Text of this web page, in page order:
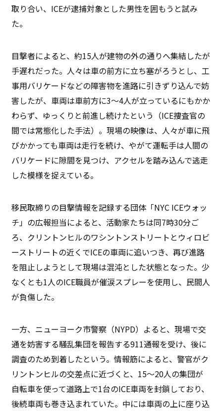
取り合い、ICEが逮捕対象とした男性を囲もうと試み
た。
目撃者によると、約15人が建物の外の通りへ集結したが
手遅れだった。人々は車の前方に立ち塞がろうとし、工
事用バリケードなどの障害物を進路に引きずり込んで妨
害したが、車両は車前方に3～4人が立っているにもかか
わらず、ゆっくりと前進し続けたという（ICE捜査官の
間では常態化した手法）。現場の映像は、人々が車に飛
びかかっても車両は走行を続け、やがて運転手は人間の
バリケードに隙間を見つけ、アクセルを踏み込んで逃走
した模様を捉えている。
移民取締りの目撃情報を記録する団体「NYC ICEウォッ
チ」の広報担当によると、活動家たちは同7時30分ご
ろ、クリントンヒルのワシントンストリートとウィロビ
ーストリートの近くでICEの車両に追いつき、再び進路
を阻止しようとして現場は混沌とした状態となった。少
なくとも1人のICE職員が催涙スプレーを使用し、民間人
が負傷した。
一方、ニューヨーク市警察（NYPD）よると、現場で交
通を妨害する騒乱集団を報告する911通報を受け、後に
調査のため到着したという。情報筋によると、警官がク
リントンヒルの交差点に近づくと、15～20人の集団が
自転車を使って道路上で1台のICE車両を封鎖しており、
後続車両も巻き込まれていた。中には車両の上に座り込